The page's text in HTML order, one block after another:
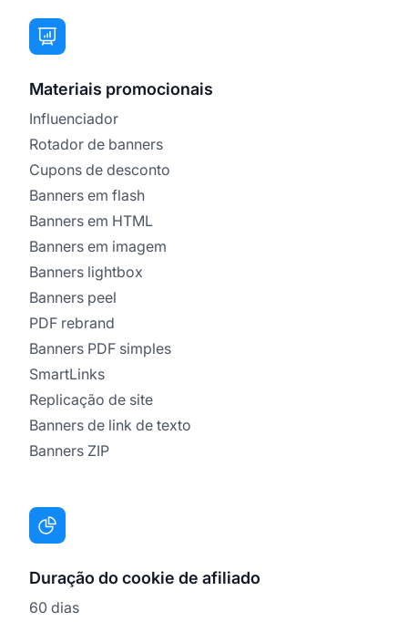
Materiais promocionais
Influenciador
Rotador de banners
Cupons de desconto
Banners em flash
Banners em HTML
Banners em imagem
Banners lightbox
Banners peel
PDF rebrand
Banners PDF simples
SmartLinks
Replicação de site
Banners de link de texto
Banners ZIP
Duração do cookie de afiliado
60 dias